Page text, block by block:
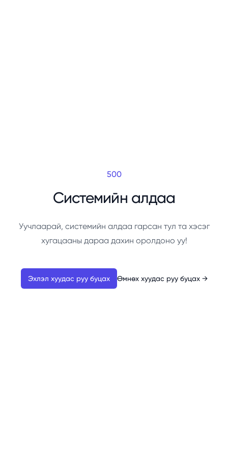
500
Системийн алдаа
Уучлаарай, системийн алдаа гарсан тул та хэсэг
хугацааны дараа дахин оролдоно уу!
Эхлэл хуудас руу буцах Өмнөх хуудас руу буцах →